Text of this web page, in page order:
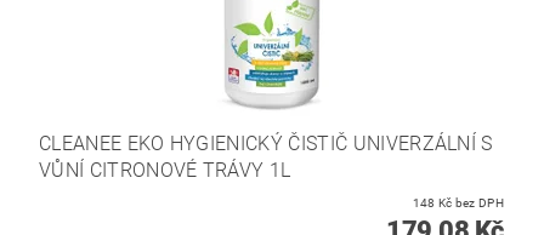
CLEANEE EKO HYGIENICKÝ ČISTIČ UNIVERZÁLNÍ S
VŮNÍ CITRONOVÉ TRÁVY 1L
148 Kč bez DPH